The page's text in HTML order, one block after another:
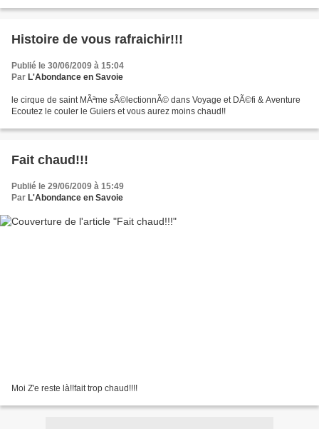
Histoire de vous rafraichir!!!
Publié le 30/06/2009 à 15:04
Par L'Abondance en Savoie
le cirque de saint MÃªme sÃ©lectionnÃ© dans Voyage et DÃ©fi & Aventure
Ecoutez le couler le Guiers et vous aurez moins chaud!!
Fait chaud!!!
Publié le 29/06/2009 à 15:49
Par L'Abondance en Savoie
Moi Z'e reste là!!fait trop chaud!!!!